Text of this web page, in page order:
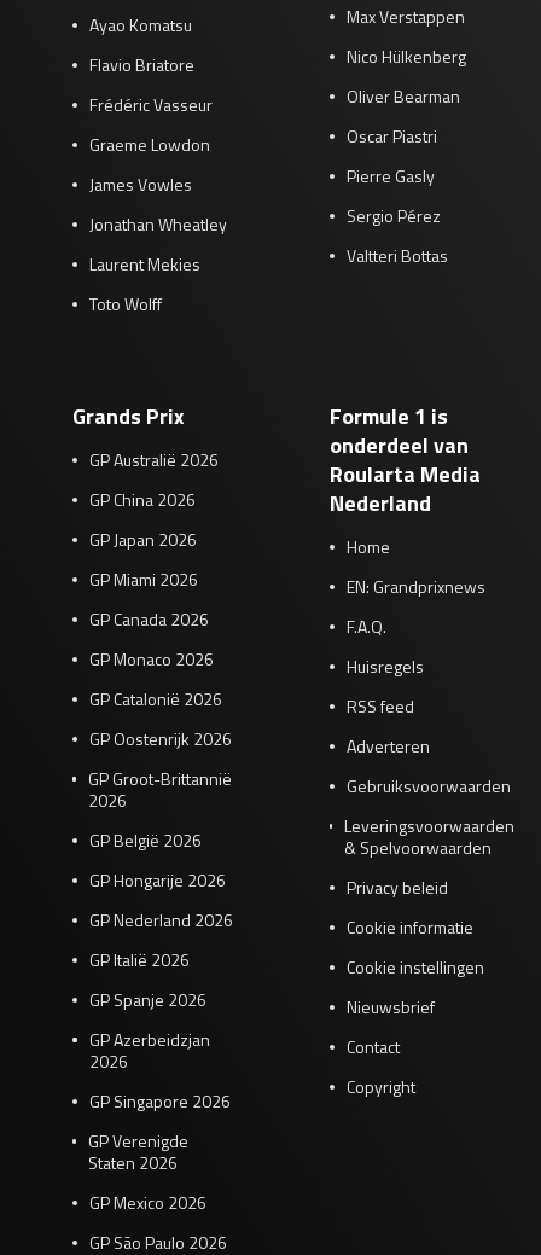
Ayao Komatsu
Flavio Briatore
Frédéric Vasseur
Graeme Lowdon
James Vowles
Jonathan Wheatley
Laurent Mekies
Toto Wolff
Max Verstappen
Nico Hülkenberg
Oliver Bearman
Oscar Piastri
Pierre Gasly
Sergio Pérez
Valtteri Bottas
Grands Prix
GP Australië 2026
GP China 2026
GP Japan 2026
GP Miami 2026
GP Canada 2026
GP Monaco 2026
GP Catalonië 2026
GP Oostenrijk 2026
GP Groot-Brittannië
2026
GP België 2026
GP Hongarije 2026
GP Nederland 2026
GP Italië 2026
GP Spanje 2026
GP Azerbeidzjan
2026
GP Singapore 2026
GP Verenigde
Staten 2026
GP Mexico 2026
GP São Paulo 2026
Formule 1 is
onderdeel van
Roularta Media
Nederland
Home
EN: Grandprixnews
F.A.Q.
Huisregels
RSS feed
Adverteren
Gebruiksvoorwaarden
Leveringsvoorwaarden
& Spelvoorwaarden
Privacy beleid
Cookie informatie
Cookie instellingen
Nieuwsbrief
Contact
Copyright